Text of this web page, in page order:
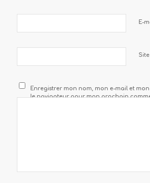
E-
Enregistrer mon nom, mon e-mail et
le navigateur pour mon prochain